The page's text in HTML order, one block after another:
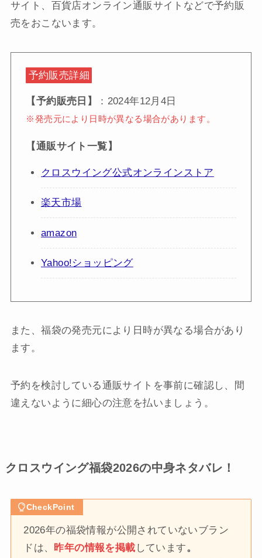
サイト、百貨店オンライン通販サイトなどで予約販
売をおこないます。
予約販売詳細
【予約販売日】 ：2024年12月4日
※発売元により日時が異なる場合があります。
【通販サイト一覧】
クロスウイング公式オンラインストア
楽天市場
amazon
Yahoo!ショッピング
また、福袋の発売元により日時が異なる場合があり
ます。
予約を検討している通販サイトを事前に確認し、間
違えないように細心の注意を払いましょう。
クロスウイング福袋2026の中身ネタバレ！
CheckPoint
2026年の福袋情報が公開されていないブラン
ドは、 昨年の情報を掲載 しています。